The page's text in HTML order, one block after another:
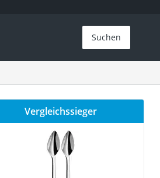
Suchen
Vergleichssieger